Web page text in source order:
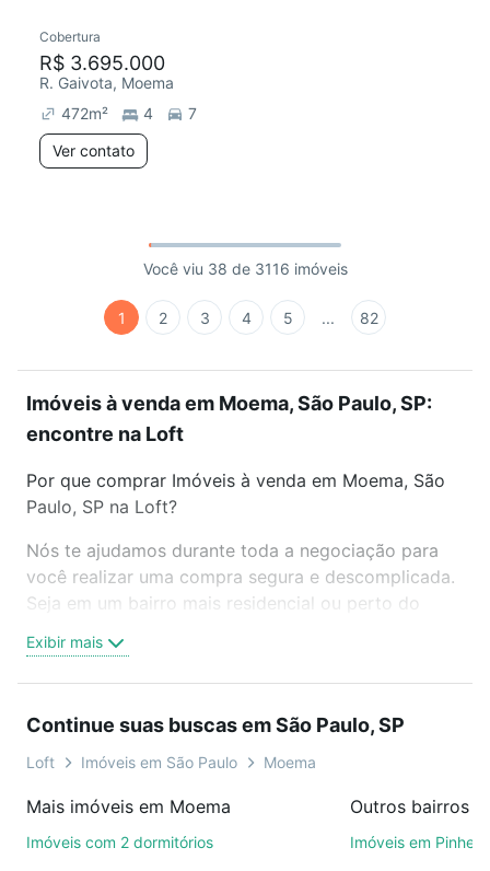
Cobertura
R$ 3.695.000
R. Gaivota, Moema
472m² 4
7
Ver contato
Você viu 38 de 3116 imóveis
1 2 3 4 5 ... 82
Imóveis à venda em Moema, São Paulo, SP:
encontre na Loft
Por que comprar Imóveis à venda em Moema, São
Paulo, SP na Loft?
Nós te ajudamos durante toda a negociação para
você realizar uma compra segura e descomplicada.
Seja em um bairro mais residencial ou perto do
oferta ideal de Imóveis à venda em Moema, São
Paulo, SP para conquistar seu sonho. Agende uma
compromisso e você ainda conta com mais de 46
mil corretores e imobiliárias te ajudando na compra,
Como escolher um imóvel?
Exibir mais
Continue suas buscas em São Paulo, SP
Loft Imóveis em São Paulo Moema
Mais imóveis em Moema
Imóveis com 2 dormitórios
Outros bairros
Imóveis em